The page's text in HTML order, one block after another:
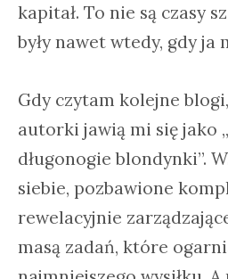
kapitał. To nie są czasy
były nawet wtedy, gdy ja
Gdy czytam kolejne
autorki jawią mi się jako
długonogie blondynki”.
siebie, pozbawione
rewelacyjnie
masą zadań, które